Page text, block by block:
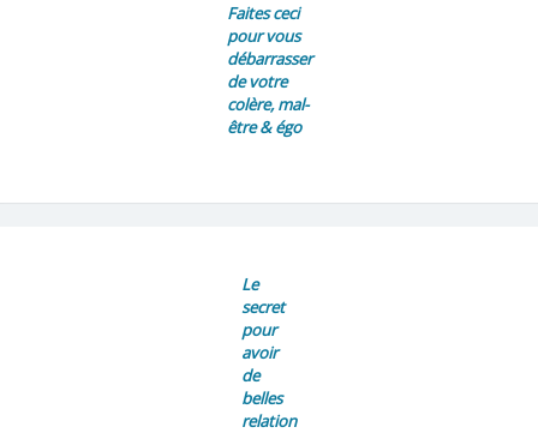
Faites ceci
pour vous
débarrasser
de votre
colère, mal-
être & égo
Le
secret
pour
avoir
de
belles
relation